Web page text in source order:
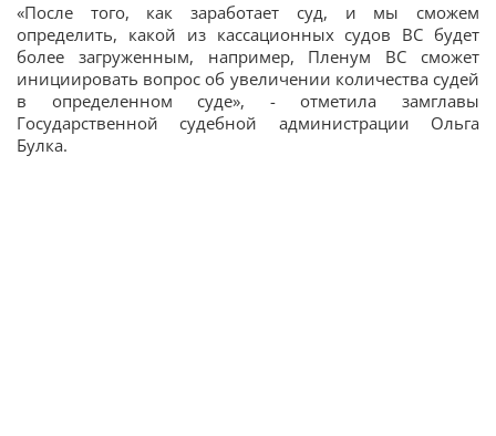
«После того, как заработает суд, и мы сможем
определить, какой из кассационных судов ВС будет
более загруженным, например, Пленум ВС сможет
инициировать вопрос об увеличении количества судей
в определенном суде», - отметила замглавы
Государственной судебной администрации Ольга
Булка.